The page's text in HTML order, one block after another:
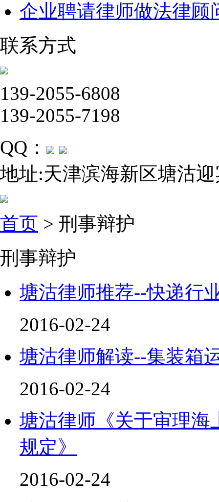
企业聘请律师做法律顾
联系方式
139-2055-6808
139-2055-7198
QQ：
地址:天津滨海新区塘沽
首页 > 刑事辩护
刑事辩护
塘沽律师推荐--快递行
2016-02-24
塘沽律师解读--集装箱
2016-02-24
塘沽律师《关于审理海
规定》
2016-02-24